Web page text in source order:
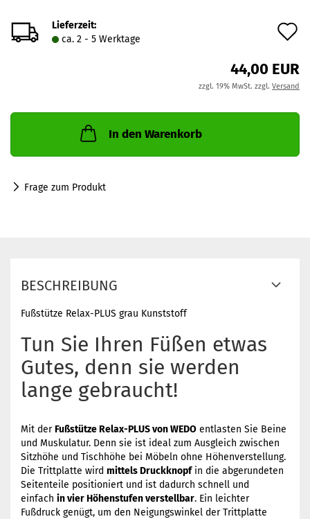
Lieferzeit:
ca. 2 - 5 Werktage
44,00 EUR
zzgl. 19% MwSt. zzgl. Versand
In den Warenkorb
Frage zum Produkt
BESCHREIBUNG
Fußstütze Relax-PLUS grau Kunststoff
Tun Sie Ihren Füßen etwas
Gutes, denn sie werden
lange gebraucht!
Mit derFußstütze Relax-PLUS von WEDO entlasten Sie Beine
und Muskulatur. Denn sie ist ideal zum Ausgleich zwischen
Sitzhöhe und Tischhöhe bei Möbeln ohne Höhenverstellung.
Die Trittplatte wird mittels Druckknopfin die abgerundeten
Seitenteile positioniert und ist dadurch schnell und
einfach in vier Höhenstufen verstellbar. Ein leichter
Fußdruck genügt, um den Neigungswinkel der Trittplatte